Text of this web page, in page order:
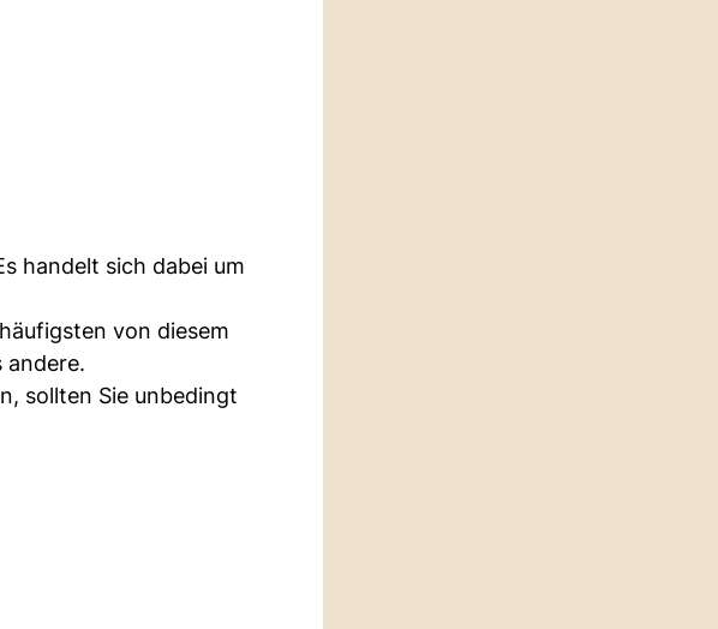
handelt sich dabei um
von diesem
andere.
sollten Sie unbedingt